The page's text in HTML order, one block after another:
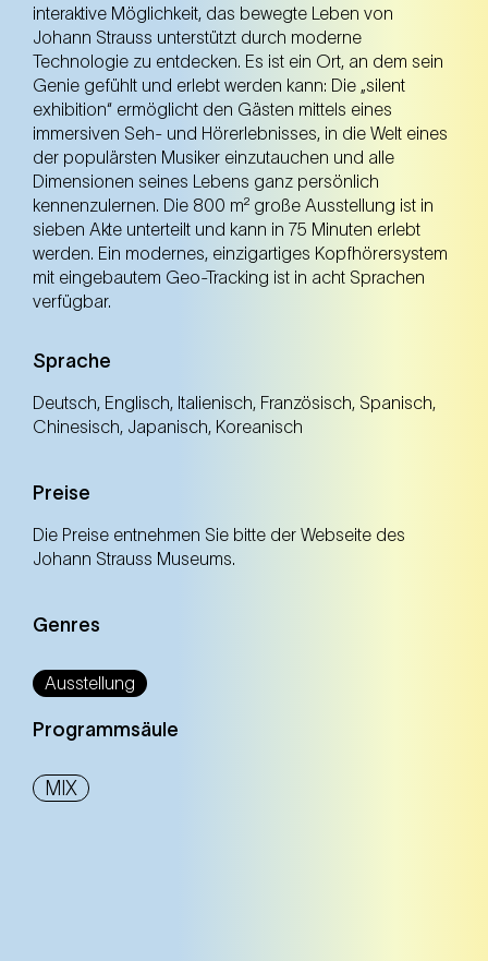
Do
10.00 Uhr – 18.00 Uhr
Fr
10.00 Uhr – 19.00 Uhr
Sa
10.00 Uhr – 19.00 Uhr
So
10.00 Uhr – 18.00 Uhr
interaktive Möglichkeit, das bewegte Leben von
Johann Strauss unterstützt durch moderne
Technologie zu entdecken. Es ist ein Ort, an dem sein
Genie gefühlt und erlebt werden kann: Die „silent
exhibition“ ermöglicht den Gästen mittels eines
immersiven Seh- und Hörerlebnisses, in die Welt eines
der populärsten Musiker einzutauchen und alle
Dimensionen seines Lebens ganz persönlich
kennenzulernen. Die 800 m² große Ausstellung ist in
sieben Akte unterteilt und kann in 75 Minuten erlebt
werden. Ein modernes, einzigartiges Kopfhörersystem
mit eingebautem Geo-Tracking ist in acht Sprachen
verfügbar.
Sprache
Deutsch, Englisch, Italienisch, Französisch, Spanisch,
Chinesisch, Japanisch, Koreanisch
Preise
Die Preise entnehmen Sie bitte der Webseite des
Johann Strauss Museums.
Genres
Ausstellung
Programmsäule
MIX